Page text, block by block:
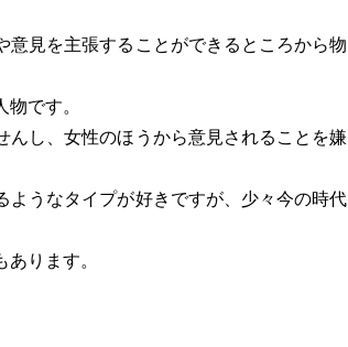
意見を主張することができるところから物
です。
し、女性のほうから意見されることを嫌
ようなタイプが好きですが、少々今の時代
ります。